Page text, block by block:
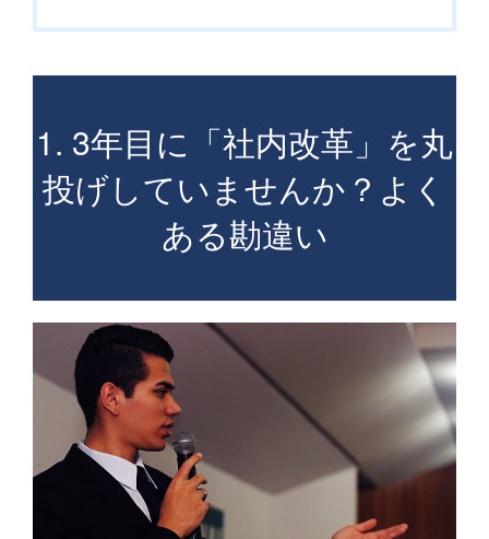
1. 3年目に「社内改革」を丸
投げしていませんか？よく
ある勘違い